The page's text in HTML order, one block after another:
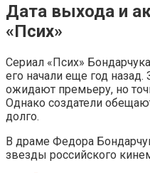
Дата выхода и
«Псих»
Сериал «Псих»
его начали еще год
ожидают премьеру, но
Однако создатели
долго.
В драме Федора
звезды российского